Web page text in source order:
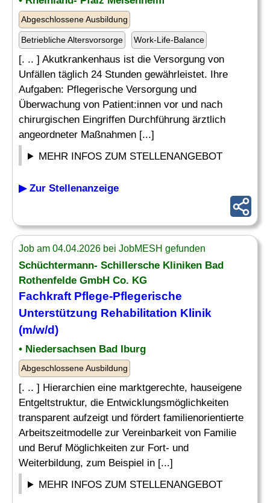
Abgeschlossene Ausbildung
Betriebliche Altersvorsorge Work-Life-Balance
[. .. ] Akutkrankenhaus ist die Versorgung von
Unfällen täglich 24 Stunden gewährleistet. Ihre
Aufgaben: Pflegerische Versorgung und
Überwachung von Patient:innen vor und nach
chirurgischen Eingriffen Durchführung ärztlich
angeordneter Maßnahmen [...]
MEHR INFOS ZUM STELLENANGEBOT
▶ Zur Stellenanzeige
Job am 04.04.2026 bei JobMESH gefunden
Schüchtermann- Schillersche Kliniken Bad
Rothenfelde GmbH Co. KG
Fachkraft Pflege-Pflegerische
Unterstützung Rehabilitation Klinik
(m/w/d)
• Niedersachsen Bad Iburg
Abgeschlossene Ausbildung
[. .. ] Hierarchien eine marktgerechte, hauseigene
Entgeltstruktur, die Entwicklungsmöglichkeiten
transparent aufzeigt und fördert familienorientierte
Arbeitszeitmodelle zur Vereinbarkeit von Familie
und Beruf Möglichkeiten zur Fort- und
Weiterbildung, zum Beispiel in [...]
MEHR INFOS ZUM STELLENANGEBOT